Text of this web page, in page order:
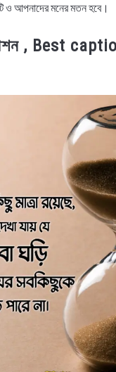
ও আপনাদের মনের মতন হবে।
, Best